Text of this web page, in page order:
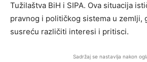
Tužilaštva BiH i SIPA. Ova situacija
pravnog i političkog sistema u zemlji,
susreću različiti interesi i pritisci.
Sadržaj se nastavlja nakon